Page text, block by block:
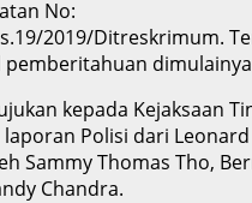
No:
2019/Ditreskrimum.
pemberitahuan
kepada Kejaksaan
Polisi dari
Sammy Thomas Tho,
Chandra.